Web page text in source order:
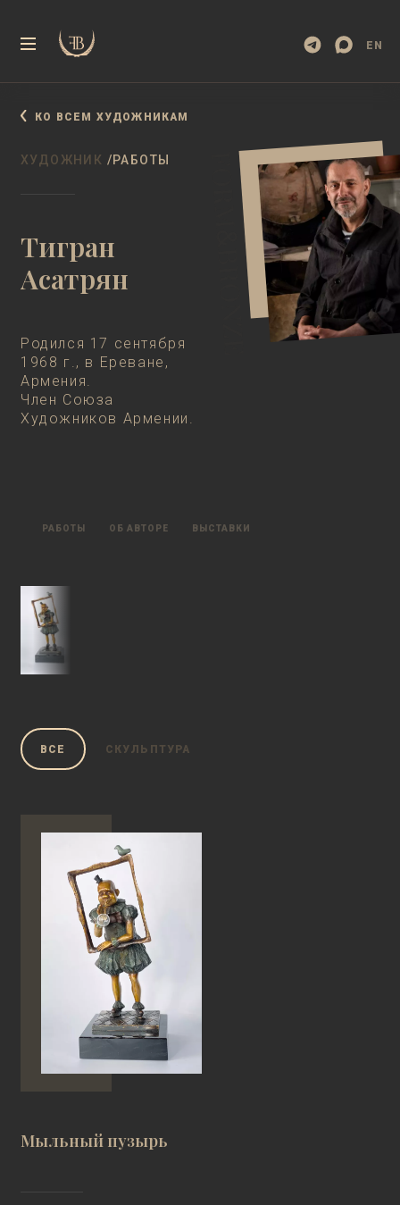
EN
КО ВСЕМ ХУДОЖНИКАМ
ХУДОЖНИК /РАБОТЫ
Тигран
Асатрян
Родился 17 сентября
1968 г., в Ереване,
Армения.
Член Союза
Художников Армении.
РАБОТЫ ОБ АВТОРЕ ВЫСТАВКИ
ВСЕ СКУЛЬПТУРА
Мыльный пузырь